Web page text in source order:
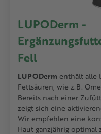
LUPODerm -
Fell
LUPODerm enthält alle
Fettsäuren, wie z.B.
Bereits nach einer
zeigt sich eine
Wir empfehlen eine
Haut ganzjährig optimal